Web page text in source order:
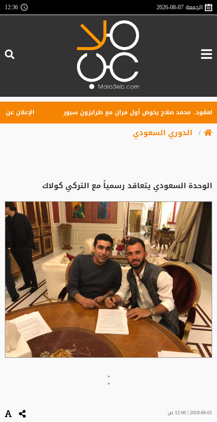
الجمعة2026-08-07
12:36
محمد صلاح يخوض أول مران مع طرابزون سبور الإعلان عن
الدوري السعودي
الوحدة السعودي يتعاقد رسمياً مع التركي كولاك
"
"
2018-06-01 | 12:00 ص